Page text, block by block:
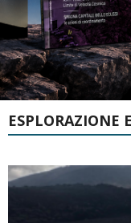
ESPLORAZIONE